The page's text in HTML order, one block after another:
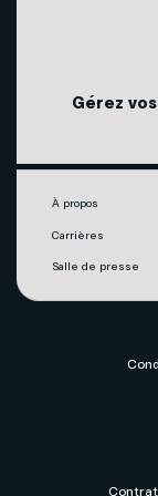
Mobilité
Capsules
Agents
Gérez
À propos
Carrières
Salle de presse